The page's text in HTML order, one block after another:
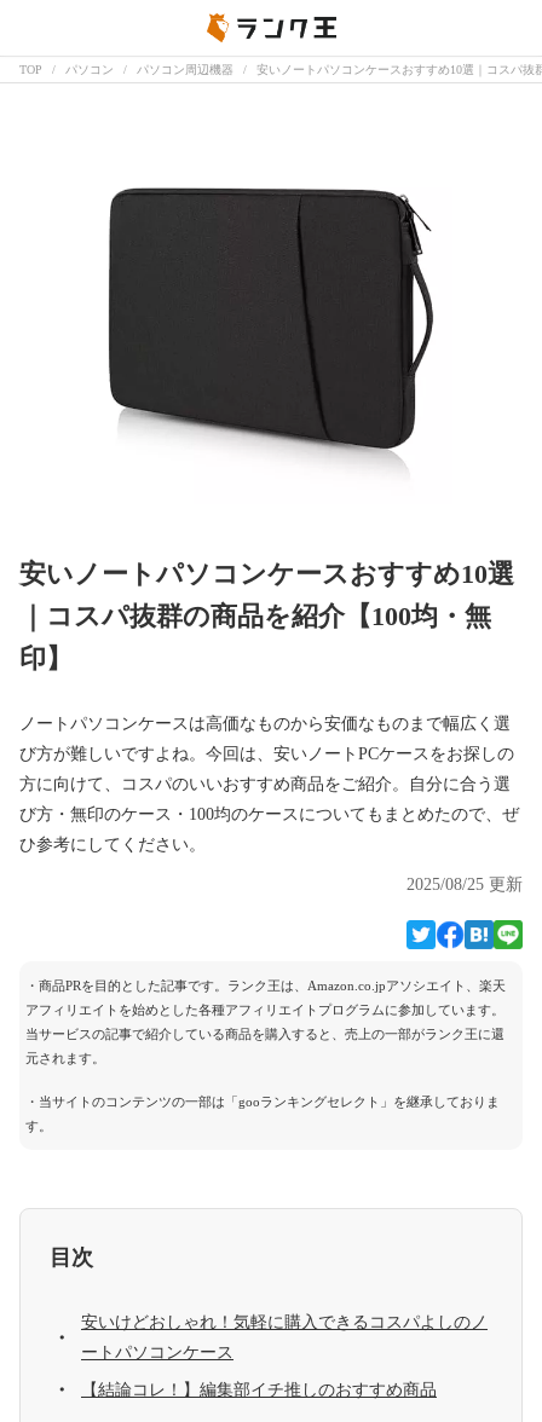
TOP パソコン パソコン周辺機器 安いノートパソコンケースおすすめ10選｜コスパ抜
安いノートパソコンケースおすすめ10選
｜コスパ抜群の商品を紹介【100均・無
印】
ノートパソコンケースは高価なものから安価なものまで幅広く選
び方が難しいですよね。今回は、安いノートPCケースをお探しの
方に向けて、コスパのいいおすすめ商品をご紹介。自分に合う選
び方・無印のケース・100均のケースについてもまとめたので、ぜ
ひ参考にしてください。
2025/08/25 更新
・商品PRを目的とした記事です。ランク王は、Amazon.co.jpアソシエイト、楽天
アフィリエイトを始めとした各種アフィリエイトプログラムに参加しています。
当サービスの記事で紹介している商品を購入すると、売上の一部がランク王に還
元されます。
・当サイトのコンテンツの一部は「gooランキングセレクト」を継承しておりま
す。
目次
安いけどおしゃれ！気軽に購入できるコスパよしのノ
ートパソコンケース
【結論コレ！】編集部イチ推しのおすすめ商品